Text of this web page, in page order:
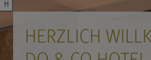
HERZLICH